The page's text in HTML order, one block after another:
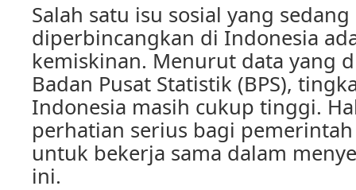
Salah satu isu sosial yang
diperbincangkan di Indonesia
kemiskinan. Menurut data yang
Badan Pusat Statistik (BPS),
Indonesia masih cukup tinggi.
perhatian serius bagi
untuk bekerja sama dalam
ini.